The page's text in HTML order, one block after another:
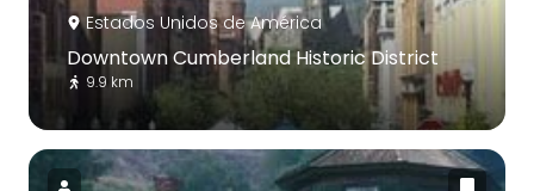
Estados Unidos de América
Downtown Cumberland Historic District
9.9 km